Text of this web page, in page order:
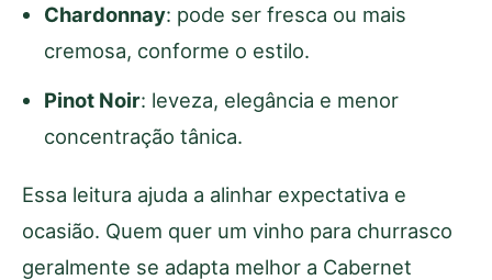
Chardonnay: pode ser fresca ou mais
cremosa, conforme o estilo.
Pinot Noir: leveza, elegância e menor
concentração tânica.
Essa leitura ajuda a alinhar expectativa e
ocasião. Quem quer um vinho para churrasco
geralmente se adapta melhor a Cabernet